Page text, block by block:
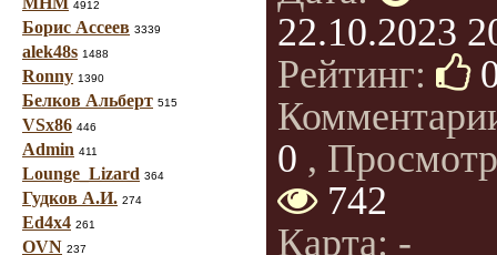
4912
Борис Ассеев 3339
alek48s 1488
Ronny 1390
Белков Альберт 515
VSx86 446
Admin 411
Lounge_Lizard 364
Гудков А.И. 274
Ed4x4 261
OVN 237
22.10.2023
Рейтинг:
0 ,
742
Карта: -